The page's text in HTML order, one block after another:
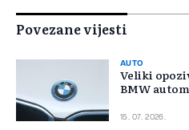
Povezane vijesti
AUTO
Veliki
BMW
15. 07. 2026.